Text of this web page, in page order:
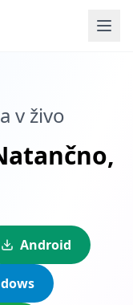
v živo
Android